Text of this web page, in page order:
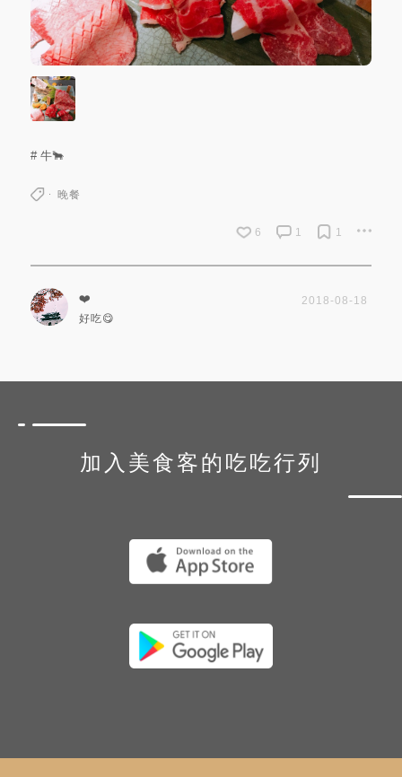
# 牛🐂
晚餐
6 1 1
❤️
2018-08-18
好吃😋
加入美食客的吃吃行列